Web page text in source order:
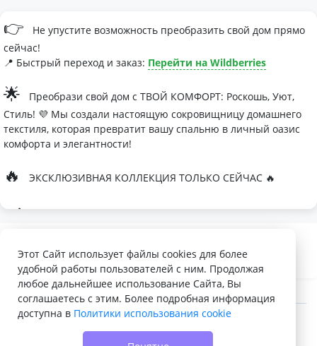
👉
Не упустите возможность преобразить свой дом прямо
сейчас!
📍 Быстрый переход и заказ: Перейти на Wildberries
🌟
Преобрази свой дом с ТВОЙ КОМФОРТ: Роскошь, Уют,
Стиль! 💜 Мы создали настоящую сокровищницу домашнего
текстиля, которая превратит вашу спальню в личный оазис
комфорта и элегантности!
🔥 ЭКСКЛЮЗИВНАЯ КОЛЛЕКЦИЯ ТОЛЬКО СЕЙЧАС 🔥
🛏
Палитра изысканных оттенков:
- Темно-серый для минималистичных интерьеров
- Сиреневый для романтичных натур
- Персиковый мусс для теплой атмосферы
Этот Сайт использует файлы cookies для более
удобной работы пользователей с ним. Продолжая
любое дальнейшее использование Сайта, Вы
соглашаетесь с этим. Более подробная информация
доступна в Политики использования cookie
© 2022 - 2026 Доска объявлений VELQ.RU